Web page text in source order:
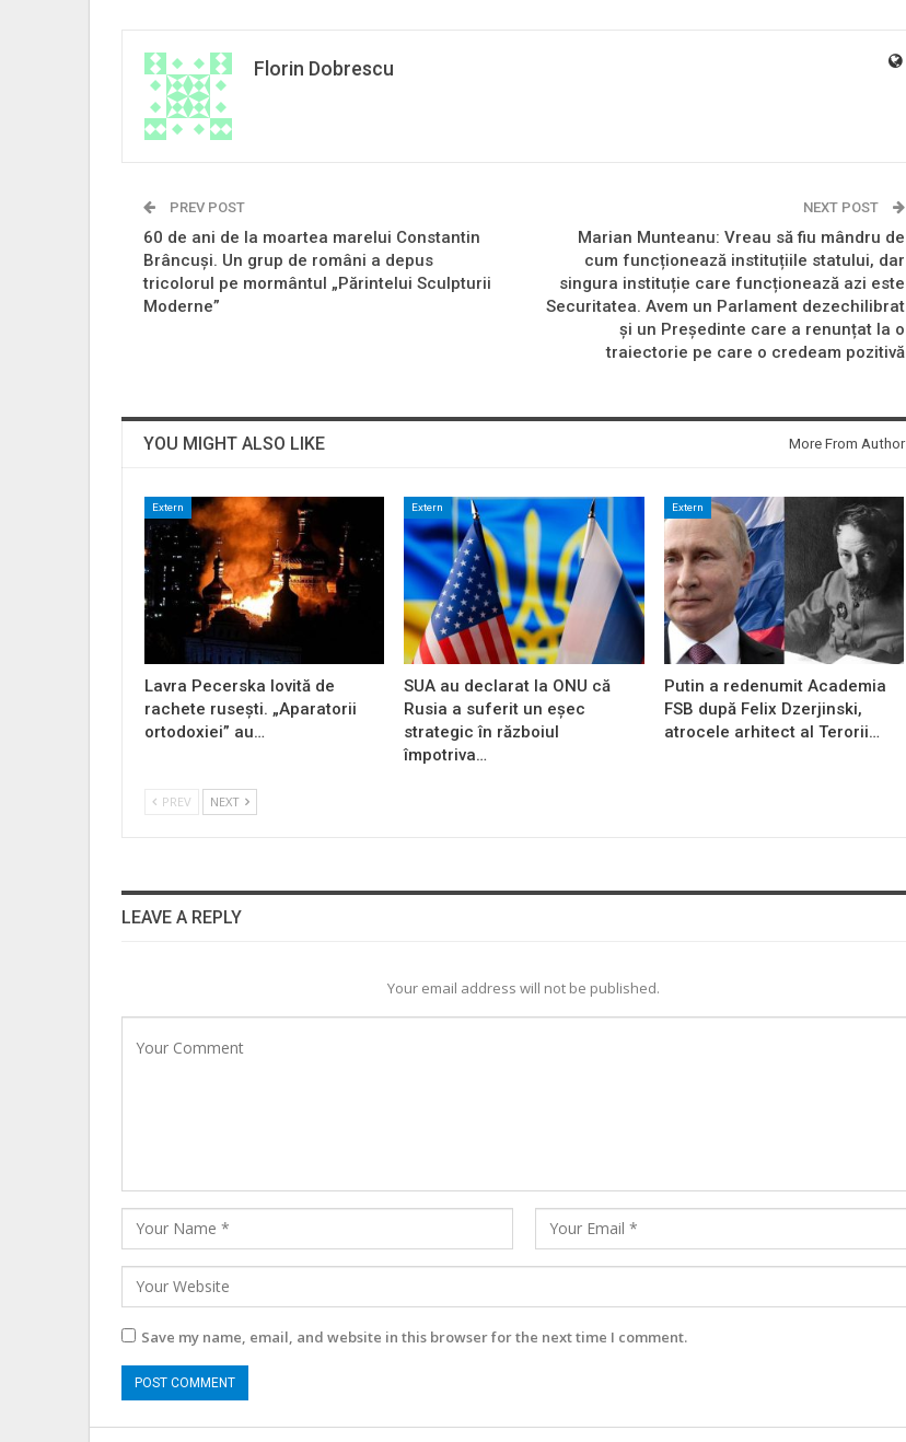
Florin Dobrescu
PREV POST
60 de ani de la moartea marelui Constantin
Brâncuși. Un grup de români a depus
tricolorul pe mormântul „Părintelui Sculpturii
Moderne”
NEXT POST
Marian Munteanu: Vreau să fiu mândru de
cum funcționează instituțiile statului, dar
singura instituție care funcționează azi este
Securitatea. Avem un Parlament dezechilibrat
și un Președinte care a renunțat la o
traiectorie pe care o credeam pozitivă
YOU MIGHT ALSO LIKE More From Author
Extern
Lavra Pecerska lovită de
rachete rusești. „Aparatorii
ortodoxiei” au…
Extern
SUA au declarat la ONU că
Rusia a suferit un eșec
strategic în războiul
împotriva…
Extern
Putin a redenumit Academia
FSB după Felix Dzerjinski,
atrocele arhitect al Terorii…
PREV NEXT
LEAVE A REPLY
Your email address will not be published.
Save my name, email, and website in this browser for the next time I comment.